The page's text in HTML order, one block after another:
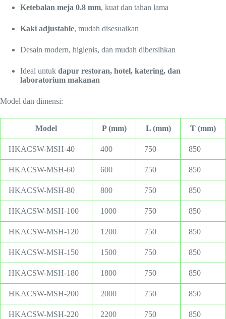
Ketebalan meja 0.8 mm, kuat dan tahan lama
Kaki adjustable, mudah disesuaikan
Desain modern, higienis, dan mudah dibersihkan
Ideal untuk dapur restoran, hotel, katering, dan
laboratorium makanan
Model dan dimensi:
Model P (mm) L (mm) T (mm)
HKACSW-MSH-40 400 750 850
HKACSW-MSH-60 600 750 850
HKACSW-MSH-80 800 750 850
HKACSW-MSH-100 1000 750 850
HKACSW-MSH-120 1200 750 850
HKACSW-MSH-150 1500 750 850
HKACSW-MSH-180 1800 750 850
HKACSW-MSH-200 2000 750 850
HKACSW-MSH-220 2200 750 850